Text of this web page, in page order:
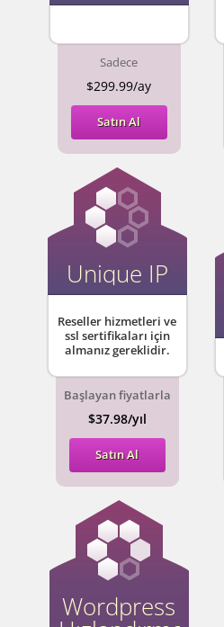
Sadece
$299.99/ay
Satın Al
Unique IP
Reseller hizmetleri ve
ssl sertifikaları için
almanız gereklidir.
Başlayan fiyatlarla
$37.98/yıl
Satın Al
Wordpress